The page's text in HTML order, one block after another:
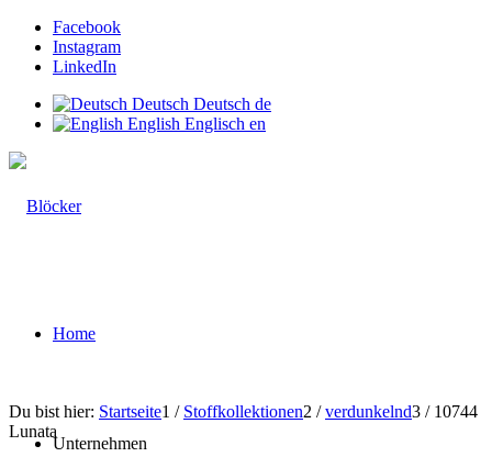
Facebook
Instagram
LinkedIn
Deutsch Deutsch de
English Englisch en
Home
Unternehmen
Du bist hier: Startseite1 / Stoffkollektionen2 / verdunkelnd3 / 10744
Lunata